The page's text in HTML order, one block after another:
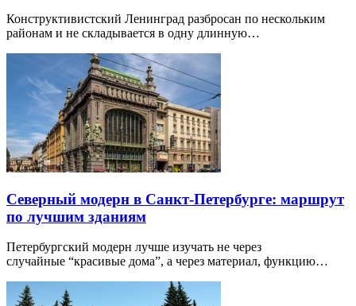
Конструктивистский Ленинград разбросан по нескольким
районам и не складывается в одну длинную…
Северный модерн в Санкт-Петербурге: маршрут
по лучшим зданиям
Петербургский модерн лучше изучать не через
случайные “красивые дома”, а через материал, функцию…